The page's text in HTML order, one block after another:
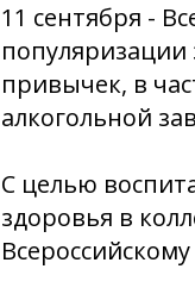
11 сентября -
популяризации
привычек, в
алкогольной
С целью
здоровья в